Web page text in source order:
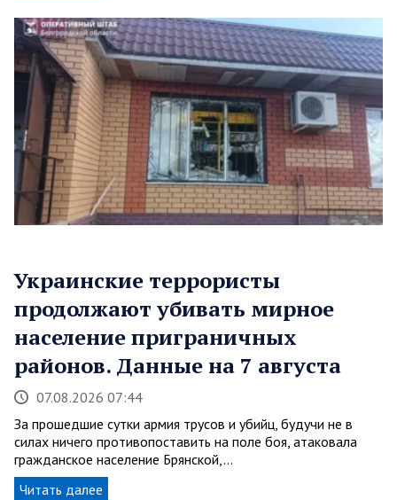
Украинские террористы
продолжают убивать мирное
население приграничных
районов. Данные на 7 августа
07.08.2026 07:44
За прошедшие сутки армия трусов и убийц, будучи не в
силах ничего противопоставить на поле боя, атаковала
гражданское население Брянской,…
Читать далее